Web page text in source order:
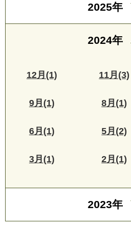
2025年
2024年
12月(1) 11月(3)
9月(1) 8月(1)
6月(1) 5月(2)
3月(1) 2月(1)
2023年